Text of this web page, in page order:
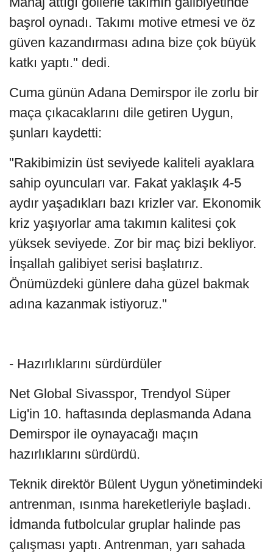
başrol oynadı. Takımı motive etmesi ve öz
güven kazandırması adına bize çok büyük
katkı yaptı." dedi.
Cuma günün Adana Demirspor ile zorlu bir
maça çıkacaklarını dile getiren Uygun,
şunları kaydetti:
"Rakibimizin üst seviyede kaliteli ayaklara
sahip oyuncuları var. Fakat yaklaşık 4-5
aydır yaşadıkları bazı krizler var. Ekonomik
kriz yaşıyorlar ama takımın kalitesi çok
yüksek seviyede. Zor bir maç bizi bekliyor.
İnşallah galibiyet serisi başlatırız.
Önümüzdeki günlere daha güzel bakmak
adına kazanmak istiyoruz."
- Hazırlıklarını sürdürdüler
Net Global Sivasspor, Trendyol Süper
Lig'in 10. haftasında deplasmanda Adana
Demirspor ile oynayacağı maçın
hazırlıklarını sürdürdü.
Teknik direktör Bülent Uygun yönetimindeki
antrenman, ısınma hareketleriyle başladı.
İdmanda futbolcular gruplar halinde pas
çalışması yaptı. Antrenman, yarı sahada